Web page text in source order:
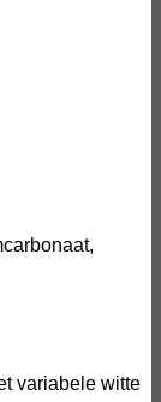
variabele witte